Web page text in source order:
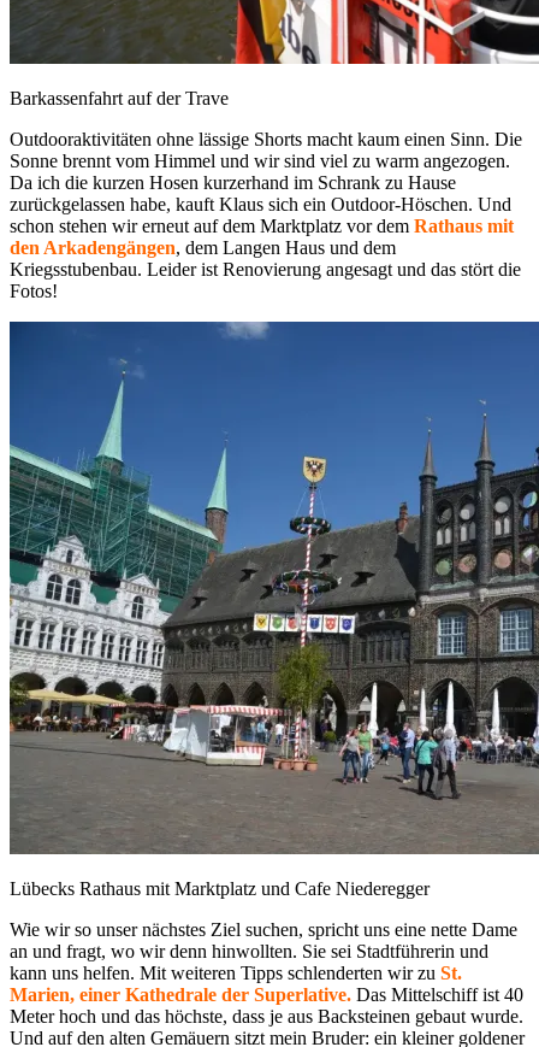
Barkassenfahrt auf der Trave
Outdooraktivitäten ohne lässige Shorts macht kaum einen Sinn. Die
Sonne brennt vom Himmel und wir sind viel zu warm angezogen.
Da ich die kurzen Hosen kurzerhand im Schrank zu Hause
zurückgelassen habe, kauft Klaus sich ein Outdoor-Höschen. Und
schon stehen wir erneut auf dem Marktplatz vor dem Rathaus mit
den Arkadengängen, dem Langen Haus und dem
Kriegsstubenbau. Leider ist Renovierung angesagt und das stört die
Fotos!
Lübecks Rathaus mit Marktplatz und Cafe Niederegger
Wie wir so unser nächstes Ziel suchen, spricht uns eine nette Dame
an und fragt, wo wir denn hinwollten. Sie sei Stadtführerin und
kann uns helfen. Mit weiteren Tipps schlenderten wir zu St.
Marien, einer Kathedrale der Superlative. Das Mittelschiff ist 40
Meter hoch und das höchste, dass je aus Backsteinen gebaut wurde.
Und auf den alten Gemäuern sitzt mein Bruder: ein kleiner goldener